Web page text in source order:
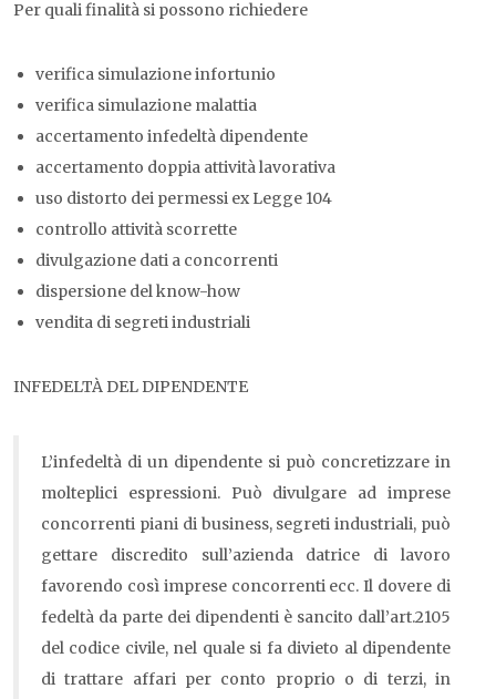
Per quali finalità si possono richiedere
verifica simulazione infortunio
verifica simulazione malattia
accertamento infedeltà dipendente
accertamento doppia attività lavorativa
uso distorto dei permessi ex Legge 104
controllo attività scorrette
divulgazione dati a concorrenti
dispersione del know-how
vendita di segreti industriali
INFEDELTÀ DEL DIPENDENTE
L’infedeltà di un dipendente si può concretizzare in
molteplici espressioni. Può divulgare ad imprese
concorrenti piani di business, segreti industriali, può
gettare discredito sull’azienda datrice di lavoro
favorendo così imprese concorrenti ecc. Il dovere di
fedeltà da parte dei dipendenti è sancito dall’art.2105
del codice civile, nel quale si fa divieto al dipendente
di trattare affari per conto proprio o di terzi, in